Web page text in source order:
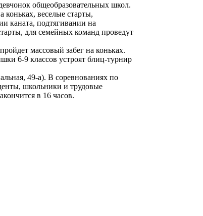
общеобразовательных школ.
коньках, веселые старты,
каната, подтягивании на
для семейных команд проведут
массовый забег на коньках.
6-9 классов устроят блиц-турнир
49-а). В соревнованиях по
школьники и трудовые
в 16 часов.